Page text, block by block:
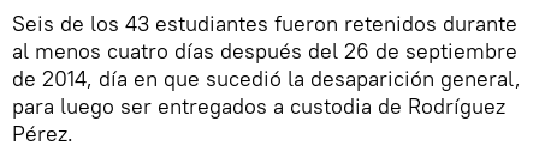
Seis de los 43 estudiantes fueron retenidos durante
al menos cuatro días después del 26 de septiembre
de 2014, día en que sucedió la desaparición general,
para luego ser entregados a custodia de Rodríguez
Pérez.